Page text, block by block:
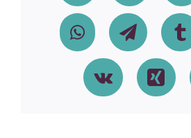
WhatsApp
Vk